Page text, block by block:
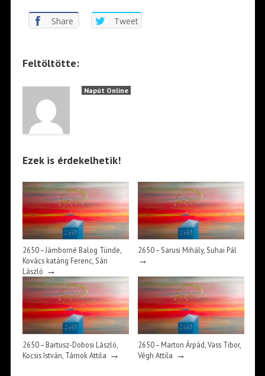
Share Tweet
Feltöltötte:
Napút Online
Ezek is érdekelhetik!
2650 – Jámborné Balog Tünde,
Kovács katáng Ferenc, Sári
László →
2650 – Sarusi Mihály, Suhai Pál
→
2650 – Bartusz-Dobosi László,
Kocsis István, Tárnok Attila →
2650 – Marton Árpád, Vass Tibor,
Végh Attila →